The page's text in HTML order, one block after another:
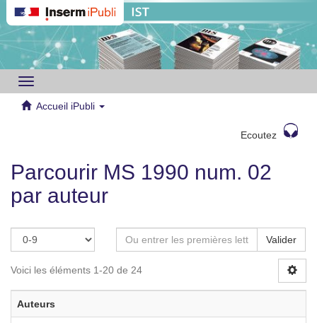
Toggle
navigation
Accueil iPubli
Ecoutez
Parcourir MS 1990 num. 02
par auteur
Valider
Voici les éléments 1-20 de 24
Auteurs